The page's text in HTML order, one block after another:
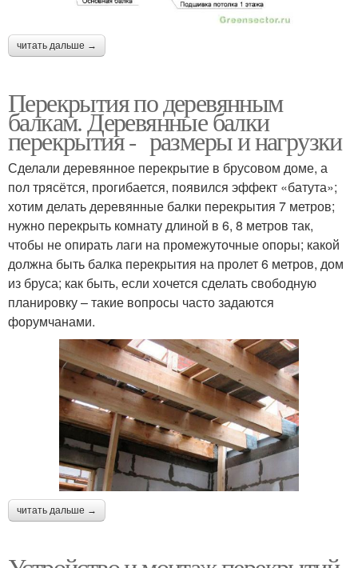
читать дальше →
Перекрытия по деревянным
балкам. Деревянные балки
перекрытия - размеры и нагрузки
Сделали деревянное перекрытие в брусовом доме, а
пол трясётся, прогибается, появился эффект «батута»;
хотим делать деревянные балки перекрытия 7 метров;
нужно перекрыть комнату длиной в 6, 8 метров так,
чтобы не опирать лаги на промежуточные опоры; какой
должна быть балка перекрытия на пролет 6 метров, дом
из бруса; как быть, если хочется сделать свободную
планировку – такие вопросы часто задаются
форумчанами.
читать дальше →